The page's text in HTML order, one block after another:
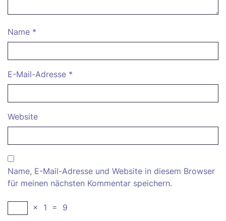
Name *
E-Mail-Adresse *
Website
Name, E-Mail-Adresse und Website in diesem Browser
für meinen nächsten Kommentar speichern.
× 1 = 9